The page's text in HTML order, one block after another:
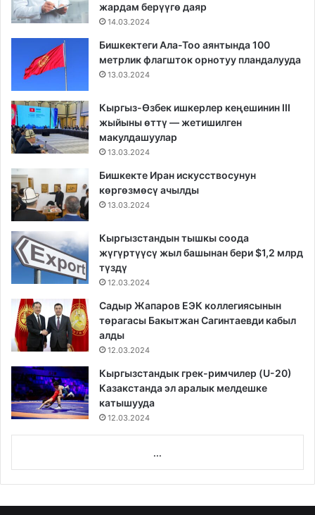
жардам берүүгө даяр
14.03.2024
Бишкектеги Ала-Тоо аянтында 100
метрлик флагшток орнотуу пландалууда
13.03.2024
Кыргыз-Өзбек ишкерлер кеңешинин III
жыйыны өттү — жетишилген
макулдашуулар
13.03.2024
Бишкекте Иран искусствосунун
көргөзмөсү ачылды
13.03.2024
Кыргызстандын тышкы соода
жүгүртүүсү жыл башынан бери $1,2 млрд
түздү
12.03.2024
Садыр Жапаров ЕЭК коллегиясынын
төрагасы Бакытжан Сагинтаевди кабыл
алды
12.03.2024
Кыргызстандык грек-римчилер (U-20)
Казакстанда эл аралык мелдешке
катышууда
12.03.2024
...